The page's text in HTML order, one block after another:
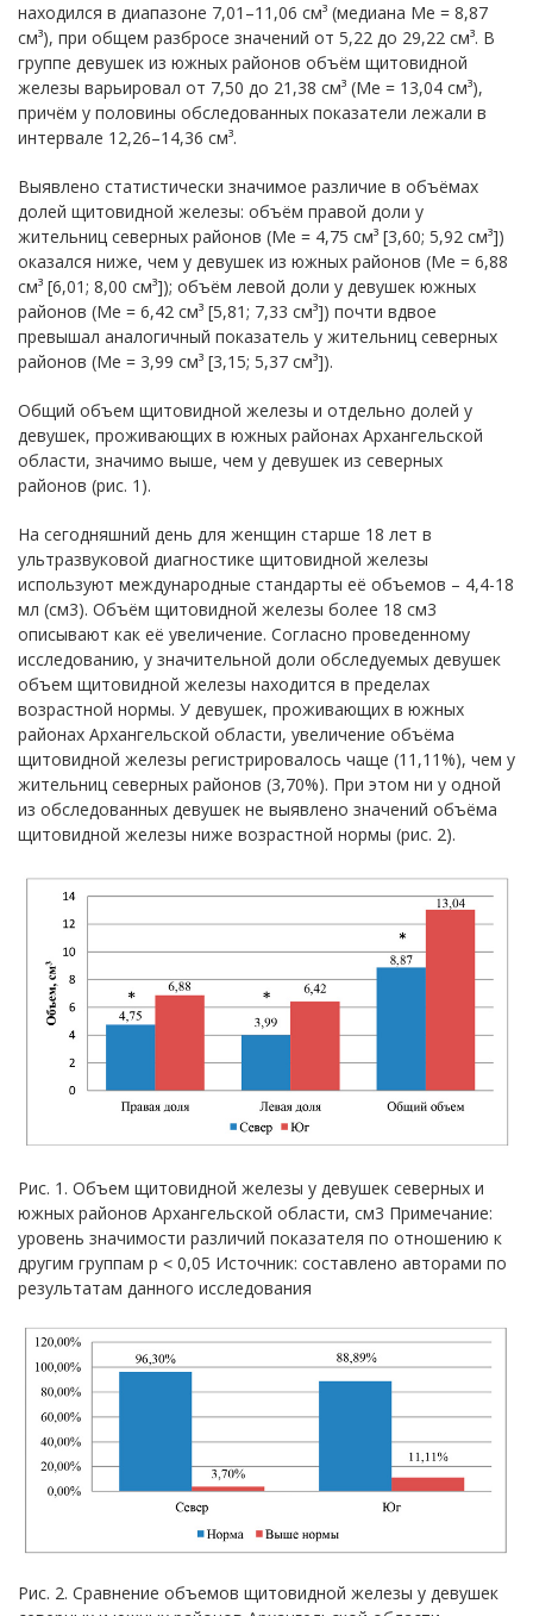
находился в диапазоне 7,01–11,06 см³ (медиана Me = 8,87
см³), при общем разбросе значений от 5,22 до 29,22 см³. В
группе девушек из южных районов объём щитовидной
железы варьировал от 7,50 до 21,38 см³ (Me = 13,04 см³),
причём у половины обследованных показатели лежали в
интервале 12,26–14,36 см³.
Выявлено статистически значимое различие в объёмах
долей щитовидной железы: объём правой доли у
жительниц северных районов (Me = 4,75 см³ [3,60; 5,92 см³])
оказался ниже, чем у девушек из южных районов (Me = 6,88
см³ [6,01; 8,00 см³]); объём левой доли у девушек южных
районов (Me = 6,42 см³ [5,81; 7,33 см³]) почти вдвое
превышал аналогичный показатель у жительниц северных
районов (Me = 3,99 см³ [3,15; 5,37 см³]).
Общий объем щитовидной железы и отдельно долей у
девушек, проживающих в южных районах Архангельской
области, значимо выше, чем у девушек из северных
районов (рис. 1).
На сегодняшний день для женщин старше 18 лет в
ультразвуковой диагностике щитовидной железы
используют международные стандарты её объемов – 4,4-18
мл (см3). Объём щитовидной железы более 18 см3
описывают как её увеличение. Согласно проведенному
исследованию, у значительной доли обследуемых девушек
объем щитовидной железы находится в пределах
возрастной нормы. У девушек, проживающих в южных
районах Архангельской области, увеличение объёма
щитовидной железы регистрировалось чаще (11,11%), чем у
жительниц северных районов (3,70%). При этом ни у одной
из обследованных девушек не выявлено значений объёма
щитовидной железы ниже возрастной нормы (рис. 2).
Рис. 1. Объем щитовидной железы у девушек северных и
южных районов Архангельской области, см3 Примечание:
уровень значимости различий показателя по отношению к
другим группам р ˂ 0,05 Источник: составлено авторами по
результатам данного исследования
Рис. 2. Сравнение объемов щитовидной железы у девушек